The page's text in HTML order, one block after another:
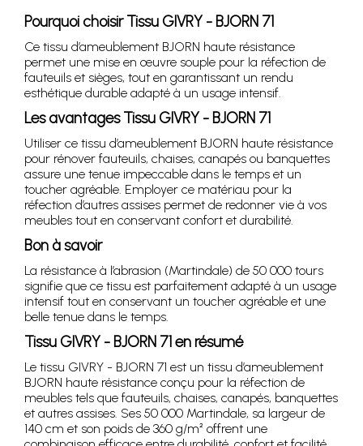
Pourquoi choisir Tissu GIVRY - BJORN 71
Ce tissu d’ameublement BJORN haute résistance
permet une mise en œuvre souple pour la réfection de
fauteuils et sièges, tout en garantissant un rendu
esthétique durable adapté à un usage intensif.
Les avantages Tissu GIVRY - BJORN 71
Utiliser ce tissu d’ameublement BJORN haute résistance
pour rénover fauteuils, chaises, canapés ou banquettes
assure une tenue impeccable dans le temps et un
toucher agréable. Employer ce matériau pour la
réfection d’autres assises permet de redonner vie à vos
meubles tout en conservant confort et durabilité.
Bon à savoir
La résistance à l’abrasion (Martindale) de 50 000 tours
signifie que ce tissu est parfaitement adapté à un usage
intensif tout en conservant un toucher agréable et une
belle tenue dans le temps.
Tissu GIVRY - BJORN 71 en résumé
Le tissu GIVRY - BJORN 71 est un tissu d’ameublement
BJORN haute résistance conçu pour la réfection de
meubles tels que fauteuils, chaises, canapés, banquettes
et autres assises. Ses 50 000 Martindale, sa largeur de
140 cm et son poids de 360 g/m² offrent une